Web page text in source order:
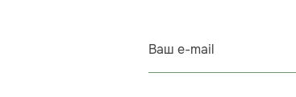
Ваш e-mail